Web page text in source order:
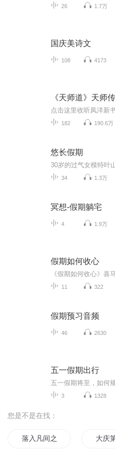
26 1.7万
国庆美诗文
108 4173
《天师道》天师
182 190.6万
悠长假期
34 1.3万
冥想-假期躺宅
4 1.9万
假期如何收心
11 322
假期预习音频
46 2630
五一假期出行
3 1328
您是不是在找：
落入凡间之女神的假期 大庆